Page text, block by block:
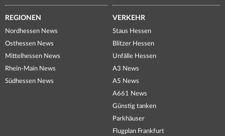
REGIONEN
Nordhessen News
Osthessen News
Mittelhessen News
Rhein-Main News
Südhessen News
VERKEHR
Staus Hessen
Blitzer Hessen
Unfälle Hessen
A3 News
A5 News
A661 News
Günstig tanken
Parkhäuser
Flugplan Frankfurt